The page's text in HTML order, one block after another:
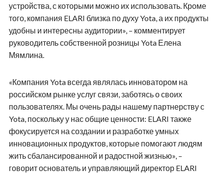
устройства, с которыми можно их использовать. Кроме
того, компания ELARI близка по духу Yota, а их продукты
удобны и интересны аудитории», – комментирует
руководитель собственной розницы Yota Елена
Мямлина.
«Компания Yota всегда являлась инноватором на
российском рынке услуг связи, заботясь о своих
пользователях. Мы очень рады нашему партнерству с
Yota, поскольку у нас общие ценности: ELARI также
фокусируется на создании и разработке умных
инновационных продуктов, которые помогают людям
жить сбалансированной и радостной жизнью», –
говорит основатель и управляющий директор ELARI